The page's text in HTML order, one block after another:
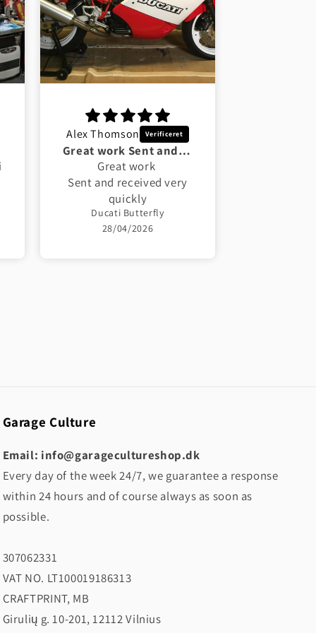
Alex Thomson
Great work Sent and received very
Great work
Sent and received very
quickly
Ducati Butterfly
28/04/2026
Garage Culture
Email: info@garagecultureshop.dk
Every day of the week 24/7, we guarantee a response
within 24 hours and of course always as soon as
possible.
307062331
VAT NO. LT100019186313
CRAFTPRINT, MB
Girulių g. 10-201, 12112 Vilnius